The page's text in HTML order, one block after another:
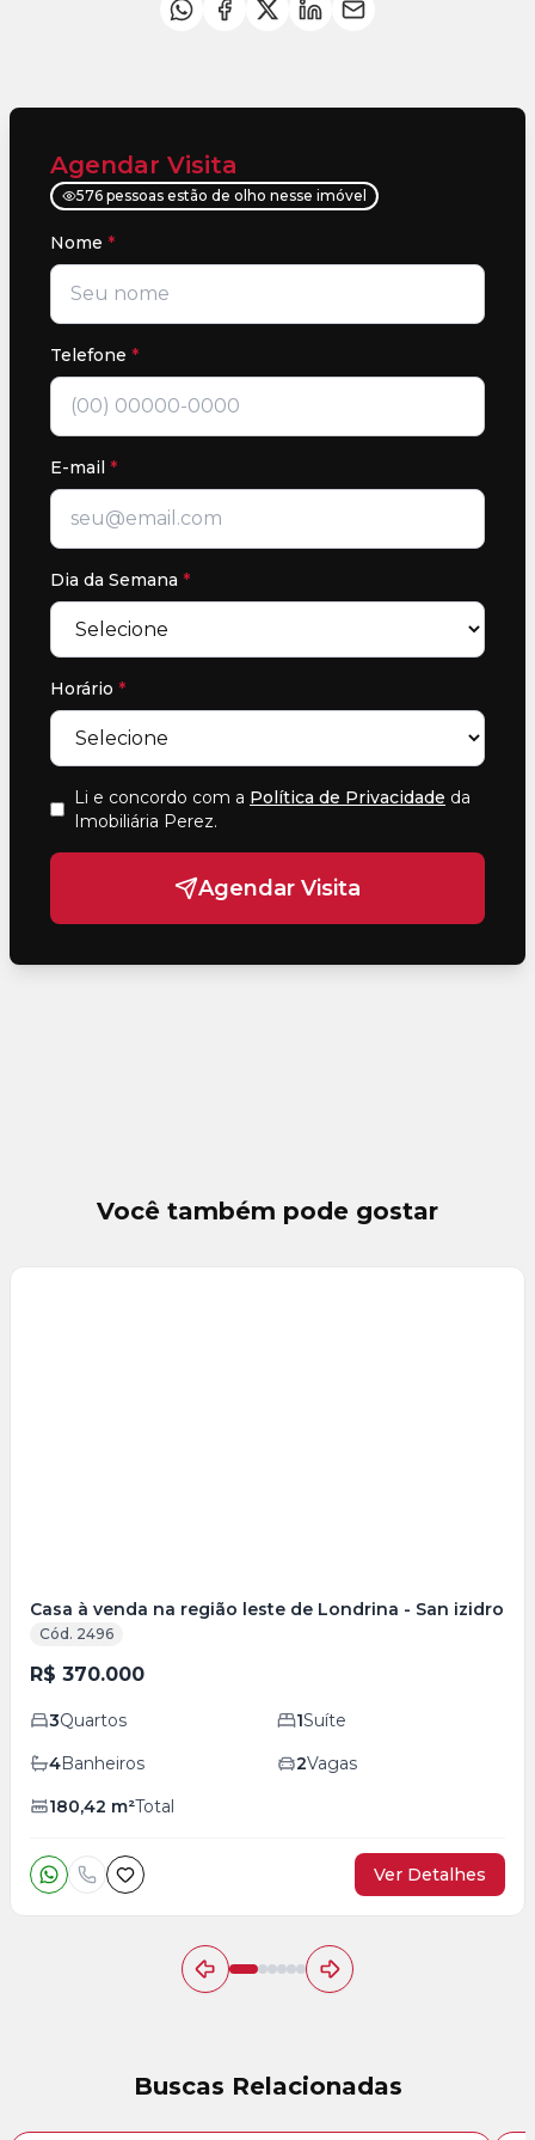
Agendar Visita
576 pessoas estão de olho nesse imóvel
Nome *
Telefone *
E-mail *
Dia da Semana *
Horário *
Li e concordo com a Política de Privacidade da
Imobiliária Perez.
Agendar Visita
Você também pode gostar
Casa à venda na região leste de Londrina - San izidro
Cód. 2496
R$ 370.000
3Quartos 1Suíte
4Banheiros 2Vagas
180,42 m²Total
Ver Detalhes
Buscas Relacionadas